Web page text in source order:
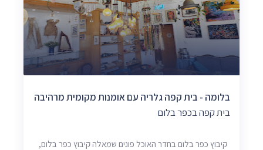
בלומה - בית קפה גלריה עם אומנות מקומית מרהיבה
בית קפה בכפר בלום
קיבוץ כפר בלום בחדר האוכל פונים שמאלה קיבוץ כפר בלום,